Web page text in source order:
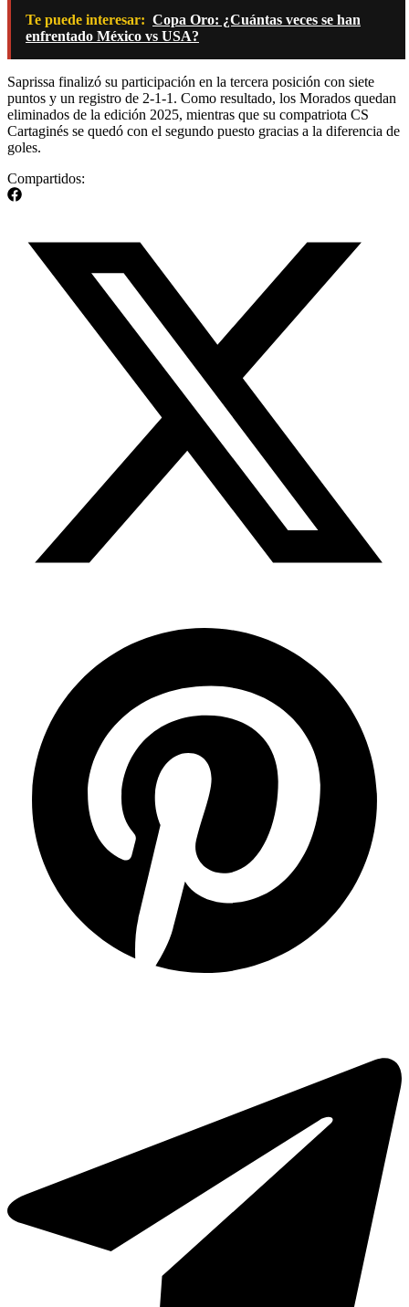
Te puede interesar: Copa Oro: ¿Cuántas veces se han
enfrentado México vs USA?
Saprissa finalizó su participación en la tercera posición con siete
puntos y un registro de 2-1-1. Como resultado, los Morados quedan
eliminados de la edición 2025, mientras que su compatriota CS
Cartaginés se quedó con el segundo puesto gracias a la diferencia de
goles.
Compartidos: